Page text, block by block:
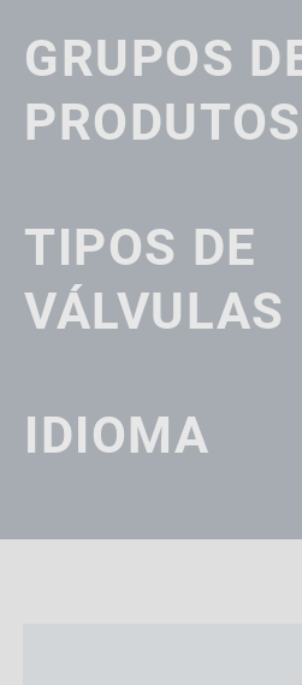
GRUPOS
PRODUTOS
TIPOS DE
VÁLVULAS
IDIOMA